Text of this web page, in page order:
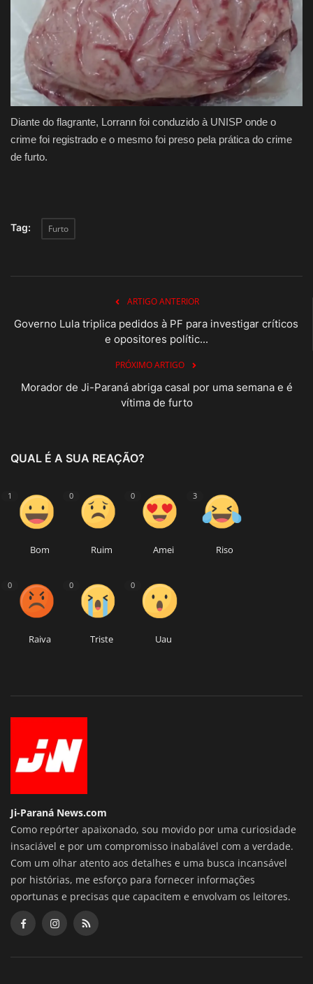
Diante do flagrante, Lorrann foi conduzido à UNISP onde o
crime foi registrado e o mesmo foi preso pela prática do crime
de furto.
Tag: Furto
ARTIGO ANTERIOR
Governo Lula triplica pedidos à PF para investigar críticos
e opositores polític...
PRÓXIMO ARTIGO
Morador de Ji-Paraná abriga casal por uma semana e é
vítima de furto
QUAL É A SUA REAÇÃO?
1
Bom
0
Ruim
0
Amei
3
Riso
0
Raiva
0
Triste
0
Uau
Ji-Paraná News.com
Como repórter apaixonado, sou movido por uma curiosidade
insaciável e por um compromisso inabalável com a verdade.
Com um olhar atento aos detalhes e uma busca incansável
por histórias, me esforço para fornecer informações
oportunas e precisas que capacitem e envolvam os leitores.